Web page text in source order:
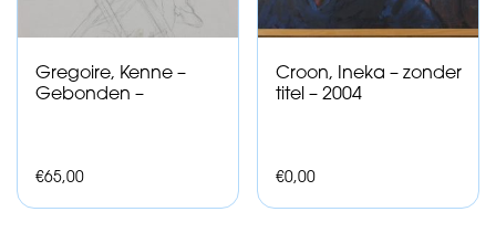
Gregoire, Kenne –
Gebonden –
€65,00
Croon, Ineka – zonder
titel – 2004
€0,00